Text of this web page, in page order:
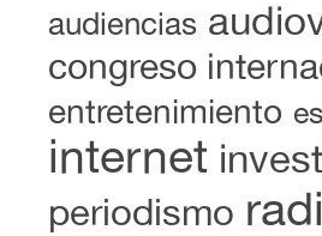
audiencias
congreso
entretenimiento
internet
periodismo